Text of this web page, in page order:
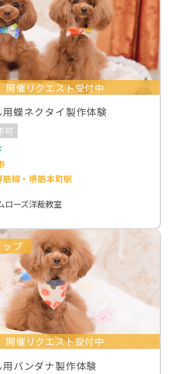
開催リクエスト受付中
蝶ネクタイ製作体験
可
線・堺筋本町駅
ローズ洋裁教室
プ
開催リクエスト受付中
バンダナ製作体験